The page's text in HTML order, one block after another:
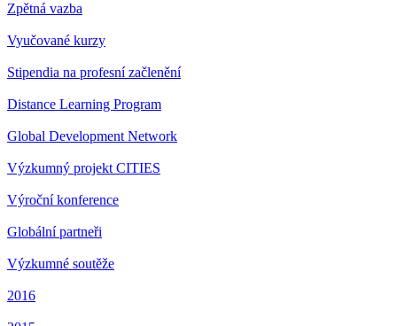
Zpětná vazba
Vyučované kurzy
Stipendia na profesní začlenění
Distance Learning Program
Global Development Network
Výzkumný projekt CITIES
Výroční konference
Globální partneři
Výzkumné soutěže
2016